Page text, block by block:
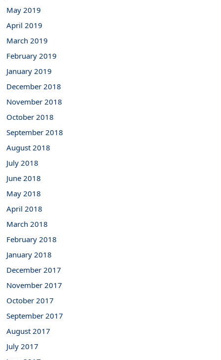
May 2019
April 2019
March 2019
February 2019
January 2019
December 2018
November 2018
October 2018
September 2018
August 2018
July 2018
June 2018
May 2018
April 2018
March 2018
February 2018
January 2018
December 2017
November 2017
October 2017
September 2017
August 2017
July 2017